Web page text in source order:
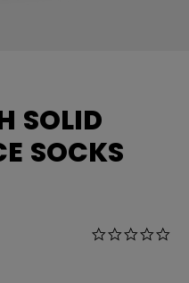
SOLID
SOCKS
5 sur 5